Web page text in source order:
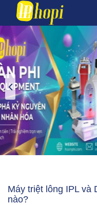
Máy triệt lông IPL và
nào?